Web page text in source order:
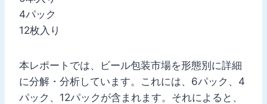
4パック
12枚入り
本レポートでは、ビール包装市場を形態別に詳細
に分解・分析しています。これには、6パック、4
パック、12パックが含まれます。それによると、